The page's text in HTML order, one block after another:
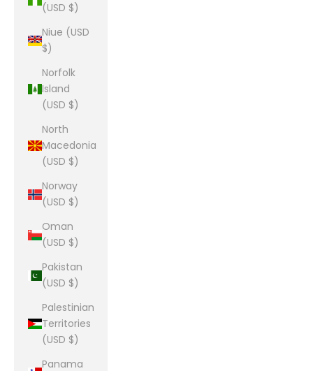
(USD $)
Niue (USD
$)
Norfolk
Island
(USD $)
North
Macedonia
(USD $)
Norway
(USD $)
Oman
(USD $)
Pakistan
(USD $)
Palestinian
Territories
(USD $)
Panama